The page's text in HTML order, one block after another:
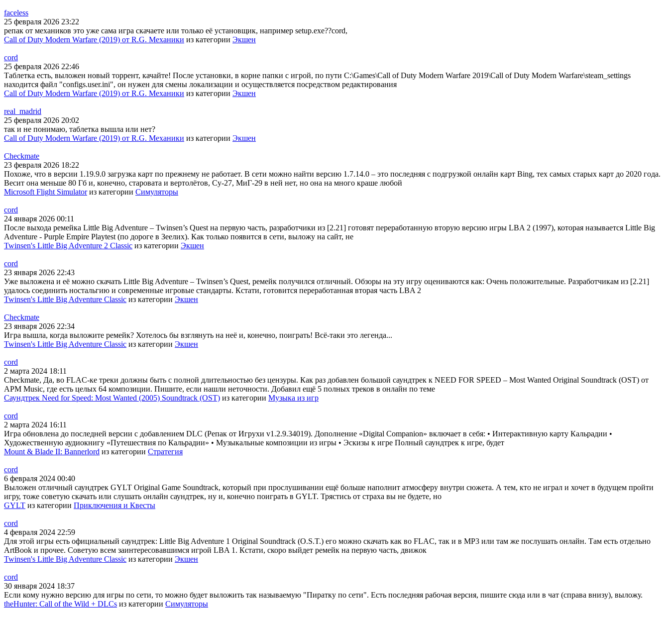
faceless
25 февраля 2026 23:22
репак от механиков это уже сама игра скачаете или только её установщик, например setup.exe??cord,
Call of Duty Modern Warfare (2019) от R.G. Механики из категории Экшен
cord
25 февраля 2026 22:46
Таблетка есть, выложен новый торрент, качайте! После установки, в корне папки с игрой, по пути C:\Games\Call of Duty Modern Warfare 2019\Call of Duty Modern Warfare\steam_settings
находится файл "configs.user.ini", он нужен для смены локализации и осуществляется посредством редактирования
Call of Duty Modern Warfare (2019) от R.G. Механики из категории Экшен
real_madrid
25 февраля 2026 20:02
так и не понимаю, таблетка вышла или нет?
Call of Duty Modern Warfare (2019) от R.G. Механики из категории Экшен
Checkmate
23 февраля 2026 18:22
Похоже, что в версии 1.19.9.0 загрузка карт по прежнему не работает. В сети можно найти версию 1.7.14.0 – это последняя с подгрузкой онлайн карт Bing, тех самых старых карт до 2020 года.
Весит она меньше 80 Гб и, конечно, старовата и вертолётов, Су-27, МиГ-29 в ней нет, но она на много краше любой
Microsoft Flight Simulatorиз категории Симуляторы
cord
24 января 2026 00:11
После выхода ремейка Little Big Adventure – Twinsen’s Quest на первую часть, разработчики из [2.21] готовят переработанную вторую версию игры LBA 2 (1997), которая называется Little Big
Adventure - Purple Empire Playtest (по дороге в Зеелих). Как только появится в сети, выложу на сайт, не
Twinsen's Little Big Adventure 2 Classic из категории Экшен
cord
23 января 2026 22:43
Уже выложена и её можно скачать Little Big Adventure – Twinsen’s Quest, ремейк получился отличный. Обзоры на эту игру оцениваются как: Очень положительные. Разработчикам из [2.21]
удалось соединить ностальгию и современные игровые стандарты. Кстати, готовится переработанная вторая часть LBA 2
Twinsen's Little Big Adventure Classic из категории Экшен
Checkmate
23 января 2026 22:34
Игра вышла, когда выложите ремейк? Хотелось бы взглянуть на неё и, конечно, поиграть! Всё-таки это легенда...
Twinsen's Little Big Adventure Classic из категории Экшен
cord
2 марта 2024 18:11
Checkmate, Да, во FLAC-ке треки должны быть с полной длительностью без цензуры. Как раз добавлен большой саундтрек к NEED FOR SPEED – Most Wanted Original Soundtrack (OST) от
APM Music, где есть целых 64 композиции. Пишите, если нашли неточности. Добавил ещё 5 полных треков в онлайн по теме
Саундтрек Need for Speed: Most Wanted (2005) Soundtrack (OST) из категории Музыка из игр
cord
2 марта 2024 16:11
Игра обновлена до последней версии с добавлением DLC (Репак от Игрухи v1.2.9.34019). Дополнение «Digital Companion» включает в себя: • Интерактивную карту Кальрадии •
Художественную аудиокнигу «Путешествия по Кальрадии» • Музыкальные композиции из игры • Эскизы к игре Полный саундтрек к игре, будет
Mount & Blade II: Bannerlord из категории Стратегия
cord
6 февраля 2024 00:40
Выложен отличный саундтрек GYLT Original Game Soundtrack, который при прослушивании ещё больше наполнит атмосферу внутри сюжета. А тем, кто не играл и хочет в будущем пройти
игру, тоже советую скачать или слушать онлайн саундтрек, ну и, конечно поиграть в GYLT. Трястись от страха вы не будете, но
GYLT из категории Приключения и Квесты
cord
4 февраля 2024 22:59
Для этой игры есть официальный саундтрек: Little Big Adventure 1 Original Soundtrack (O.S.T.) его можно скачать как во FLAC, так и в MP3 или там же послушать онлайн. Там есть отдельно
ArtBook и прочее. Советую всем заинтересовавшимся игрой LBA 1. Кстати, скоро выйдет ремейк на первую часть, движок
Twinsen's Little Big Adventure Classic из категории Экшен
cord
30 января 2024 18:37
Если кому нужно версию для игры по сети, то можно будет выложить так называемую "Пиратку по сети". Есть последняя рабочая версия, пишите сюда или в чат (справа внизу), выложу.
theHunter: Call of the Wild + DLCs из категории Симуляторы